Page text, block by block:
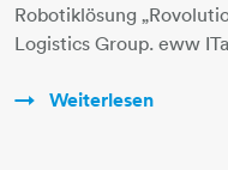
Robotiklösung
Logistics Group. eww
Weiterlesen